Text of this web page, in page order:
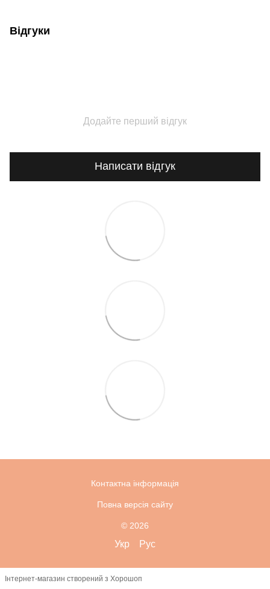
Відгуки
Додайте перший відгук
Написати відгук
Контактна інформація
Повна версія сайту
© 2026
Укр Рус
Інтернет-магазин створений з Хорошоп